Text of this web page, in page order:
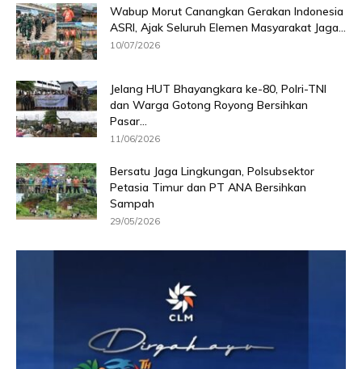
Wabup Morut Canangkan Gerakan Indonesia
ASRI, Ajak Seluruh Elemen Masyarakat Jaga...
10/07/2026
Jelang HUT Bhayangkara ke-80, Polri-TNI
dan Warga Gotong Royong Bersihkan
Pasar...
11/06/2026
Bersatu Jaga Lingkungan, Polsubsektor
Petasia Timur dan PT ANA Bersihkan
Sampah
29/05/2026